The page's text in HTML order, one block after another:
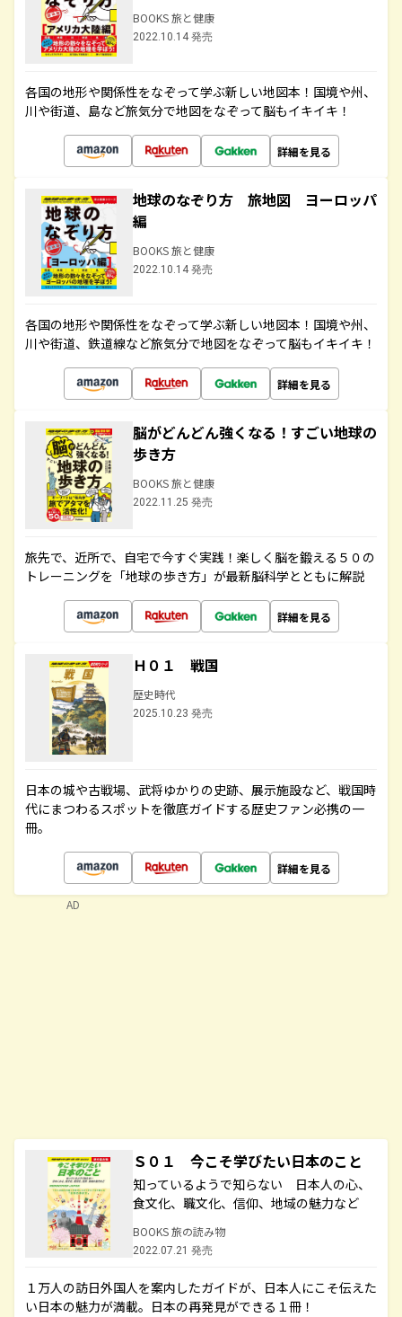
BOOKS 旅と健康
2022.10.14 発売
各国の地形や関係性をなぞって学ぶ新しい地図本！国境や州、
川や街道、島など旅気分で地図をなぞって脳もイキイキ！
詳細を見る
地球のなぞり方 旅地図 ヨーロッパ
編
BOOKS 旅と健康
2022.10.14 発売
各国の地形や関係性をなぞって学ぶ新しい地図本！国境や州、
川や街道、鉄道線など旅気分で地図をなぞって脳もイキイキ！
詳細を見る
脳がどんどん強くなる！すごい地球の
歩き方
BOOKS 旅と健康
2022.11.25 発売
旅先で、近所で、自宅で今すぐ実践！楽しく脳を鍛える５０の
トレーニングを「地球の歩き方」が最新脳科学とともに解説
詳細を見る
Ｈ０１ 戦国
歴史時代
2025.10.23 発売
日本の城や古戦場、武将ゆかりの史跡、展示施設など、戦国時
代にまつわるスポットを徹底ガイドする歴史ファン必携の一
冊。
詳細を見る
Ｓ０１ 今こそ学びたい日本のこと
知っているようで知らない 日本人の心、
食文化、職文化、信仰、地域の魅力など
BOOKS 旅の読み物
2022.07.21 発売
１万人の訪日外国人を案内したガイドが、日本人にこそ伝えた
い日本の魅力が満載。日本の再発見ができる１冊！
AD